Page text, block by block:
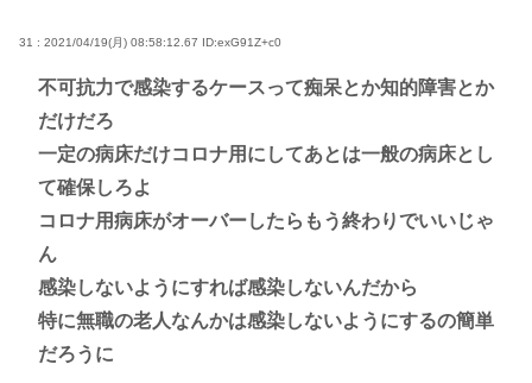
31 : 2021/04/19(月) 08:58:12.67 ID:exG91Z+c0
不可抗力で感染するケースって痴呆とか知的障害とか
だけだろ
一定の病床だけコロナ用にしてあとは一般の病床とし
て確保しろよ
コロナ用病床がオーバーしたらもう終わりでいいじゃ
ん
感染しないようにすれば感染しないんだから
特に無職の老人なんかは感染しないようにするの簡単
だろうに